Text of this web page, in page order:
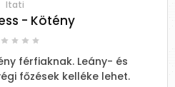
Itati
- Kötény
férfiaknak. Leány- és
főzések kelléke lehet.